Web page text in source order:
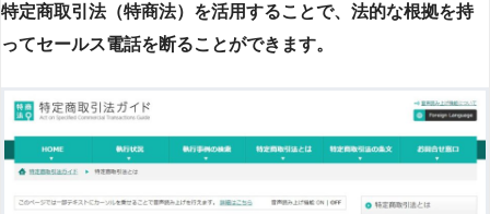
特定商取引法（特商法）を活用することで、法的な根拠を持
ってセールス電話を断ることができます。